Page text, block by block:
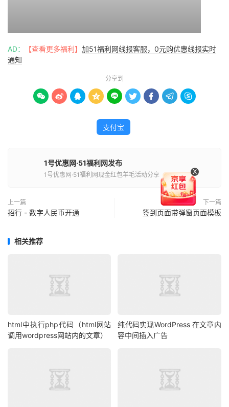
AD： 【查看更多福利】 加51福利网线报客服，0元购优惠线报实时
通知
分享到
        
支付宝
1号优惠网·51福利网发布
1号优惠网·51福利网现金红包羊毛活动分享
上一篇
招行 - 数字人民币开通
下一篇
签到页面带弹窗页面模板
相关推荐
html中执行php代码（html网站
调用wordpress网站内的文章）
纯代码实现WordPress 在文章内
容中间插入广告
X